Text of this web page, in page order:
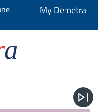
My Demetra
a